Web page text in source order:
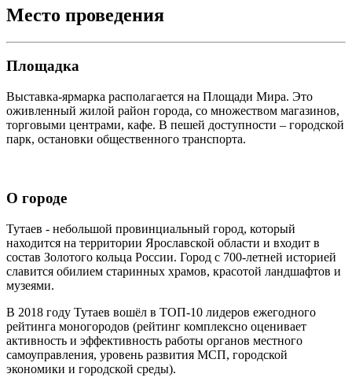
Место проведения
Площадка
Выставка-ярмарка располагается на Площади Мира. Это
оживленный жилой район города, со множеством магазинов,
торговыми центрами, кафе. В пешей доступности – городской
парк, остановки общественного транспорта.
О городе
Тутаев - небольшой провинциальный город, который
находится на территории Ярославской области и входит в
состав Золотого кольца России. Город с 700-летней историей
славится обилием старинных храмов, красотой ландшафтов и
музеями.
В 2018 году Тутаев вошёл в ТОП-10 лидеров ежегодного
рейтинга моногородов (рейтинг комплексно оценивает
активность и эффективность работы органов местного
самоуправления, уровень развития МСП, городской
экономики и городской среды).